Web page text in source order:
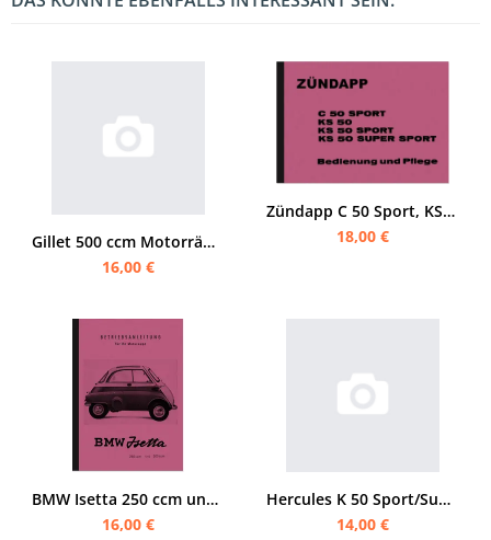
Gillet 500 ccm Motorräder Bedienungsanleitung (Supersport Competition Super-Sport Sport Record)
16,00 €
Zündapp C 50 Sport, KS 50, KS 50 Sport und KS 50 Super Sport Bedienungsanleitung
18,00 €
BMW Isetta 250 ccm und 300 ccm Bedienungsanleitung
16,00 €
Hercules K 50 Sport/Super Sport/RS Bedienungsanleitung
14,00 €